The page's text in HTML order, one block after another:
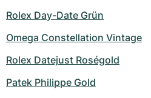
Rolex Day-Date Grün
Omega Constellation Vintage
Rolex Datejust Roségold
Patek Philippe Gold